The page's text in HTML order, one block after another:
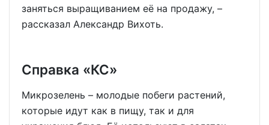
заняться выращиванием её на продажу, –
рассказал Александр Вихоть.
Справка «КС»
Микрозелень – молодые побеги растений,
которые идут как в пищу, так и для